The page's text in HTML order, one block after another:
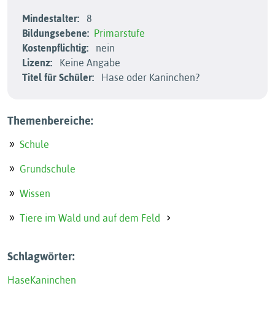
Mindestalter:
8
Bildungsebene: Primarstufe
Kostenpflichtig:
nein
Lizenz:
Keine Angabe
Titel für Schüler:
Hase oder Kaninchen?
Themenbereiche:
Schule
Grundschule
Wissen
Tiere im Wald und auf dem Feld
Schlagwörter:
HaseKaninchen